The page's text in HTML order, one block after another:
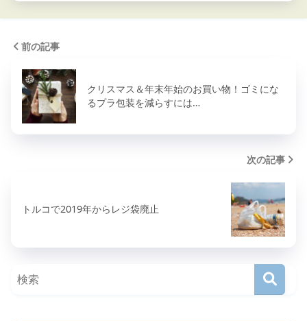
前の記事
クリスマス＆年末年始のお買い物！ゴミにな
るプラ包装を減らすには…
次の記事
トルコで2019年からレジ袋廃止